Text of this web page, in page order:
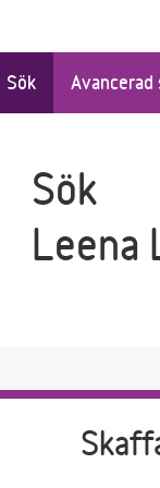
Sök Avancerad
Sök
Leena